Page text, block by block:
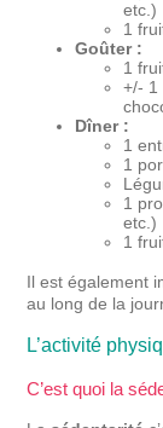
etc.)
1
Goûter :
1
+/- 1
Dîner :
1
1
1
etc.)
1
Il est également
au long de la
L’activité
C’est quoi la